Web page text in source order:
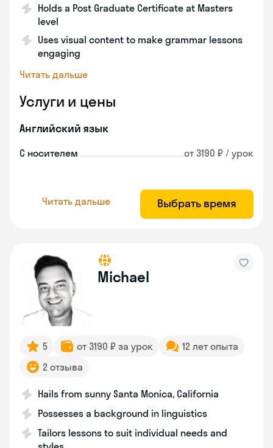
Holds a Post Graduate Certificate at Masters
level
Uses visual content to make grammar lessons
engaging
Читать дальше
Услуги и цены
Английский язык
С носителем от 3190 ₽ / урок
Читать дальше Выбрать время
Michael
5 от 3190 ₽ за урок
12 лет опыта
2 отзыва
Hails from sunny Santa Monica, California
Possesses a background in linguistics
Tailors lessons to suit individual needs and